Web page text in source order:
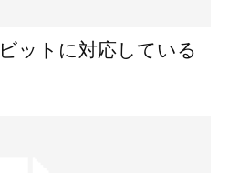
ットに対応している